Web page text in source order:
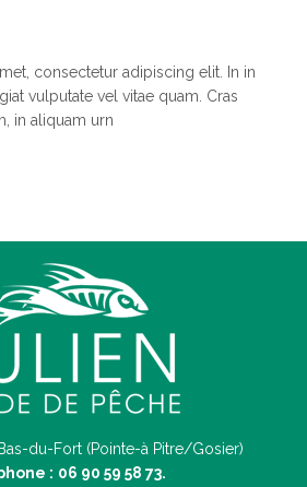
consectetur adipiscing elit. In in
vulputate vel vitae quam. Cras
in aliquam urn
du-Fort (Pointe-à Pitre/Gosier)
: 06 90 59 58 73.